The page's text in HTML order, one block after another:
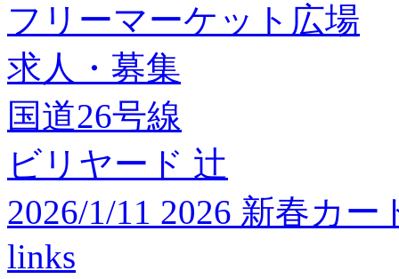
フリーマーケット広場
求人・募集
国道26号線
ビリヤード 辻
2026/1/11 2026 新春カ
links